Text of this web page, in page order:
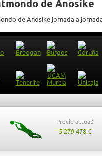
de Anosike
de Anosike jornada a
Precio actual:
5.279.478 €